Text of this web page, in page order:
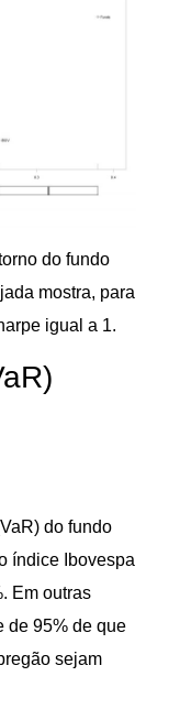
do fundo
mostra, para
igual a 1.
do fundo
índice Ibovespa
Em outras
de 95% de que
sejam